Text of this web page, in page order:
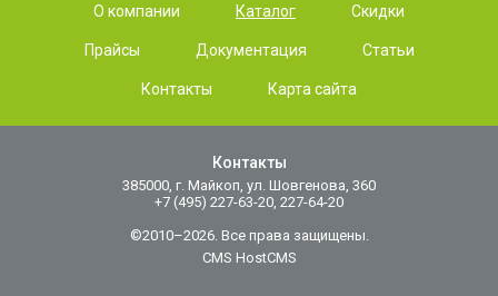
О компании Каталог Скидки
Прайсы Документация Статьи
Контакты Карта сайта
Контакты
385000, г. Майкоп, ул. Шовгенова, 360
+7 (495) 227-63-20, 227-64-20
©2010–2026. Все права защищены.
CMS HostCMS